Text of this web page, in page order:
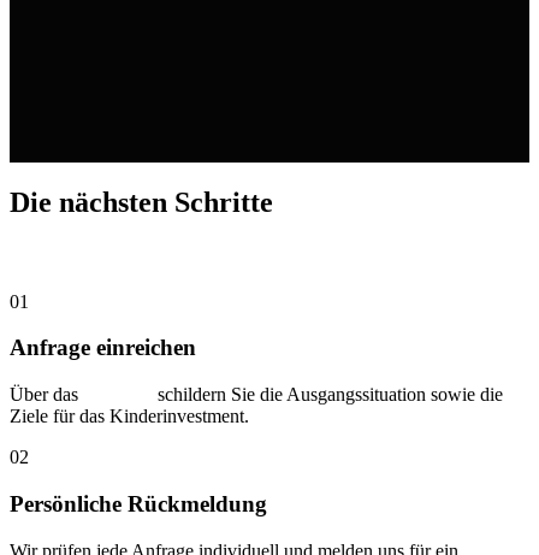
Die nächsten Schritte
01
Anfrage einreichen
Über das
schildern Sie die Ausgangssituation sowie die
Ziele für das Kinderinvestment.
02
Persönliche Rückmeldung
Wir prüfen jede Anfrage individuell und melden uns für ein